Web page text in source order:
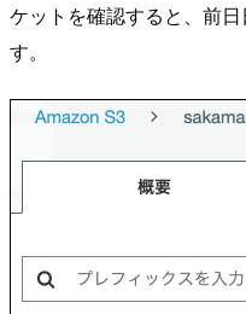
ケットを確認すると、前
す。